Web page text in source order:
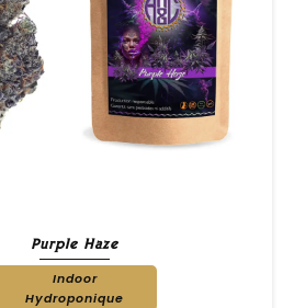
Purple Haze
Indoor
Hydroponique